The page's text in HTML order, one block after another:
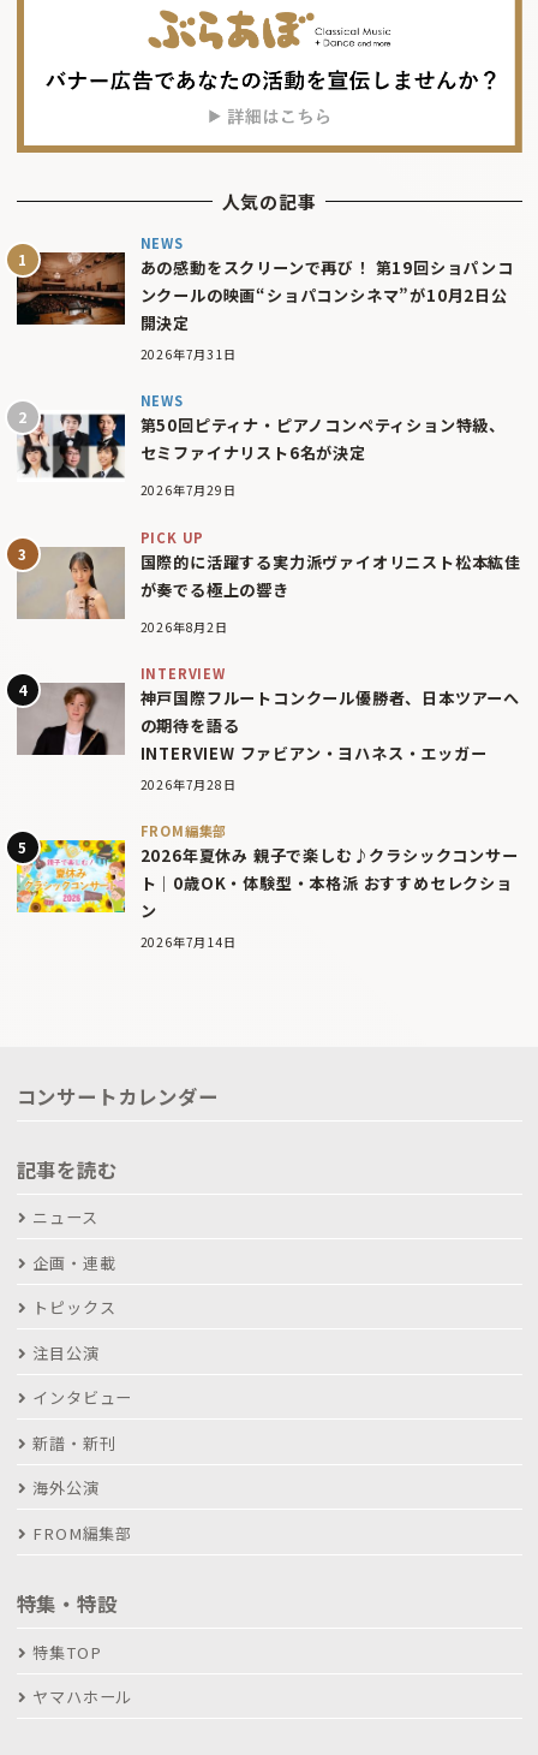
人気の記事
NEWS
あの感動をスクリーンで再び！ 第19回ショパンコ
ンクールの映画“ショパコンシネマ”が10月2日公
開決定
2026年7月31日
NEWS
第50回ピティナ・ピアノコンペティション特級、
セミファイナリスト6名が決定
2026年7月29日
PICK UP
国際的に活躍する実力派ヴァイオリニスト松本紘佳
が奏でる極上の響き
2026年8月2日
INTERVIEW
神戸国際フルートコンクール優勝者、日本ツアーへ
の期待を語る
INTERVIEW ファビアン・ヨハネス・エッガー
2026年7月28日
FROM編集部
2026年夏休み 親子で楽しむ♪クラシックコンサー
ト｜0歳OK・体験型・本格派 おすすめセレクショ
ン
2026年7月14日
コンサートカレンダー
記事を読む
ニュース
企画・連載
トピックス
注目公演
インタビュー
新譜・新刊
海外公演
FROM編集部
特集・特設
特集TOP
ヤマハホール